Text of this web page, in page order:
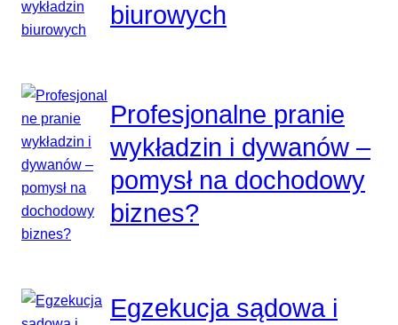
biurowych
Profesjonalne pranie
wykładzin i dywanów –
pomysł na dochodowy
biznes?
Egzekucja sądowa i